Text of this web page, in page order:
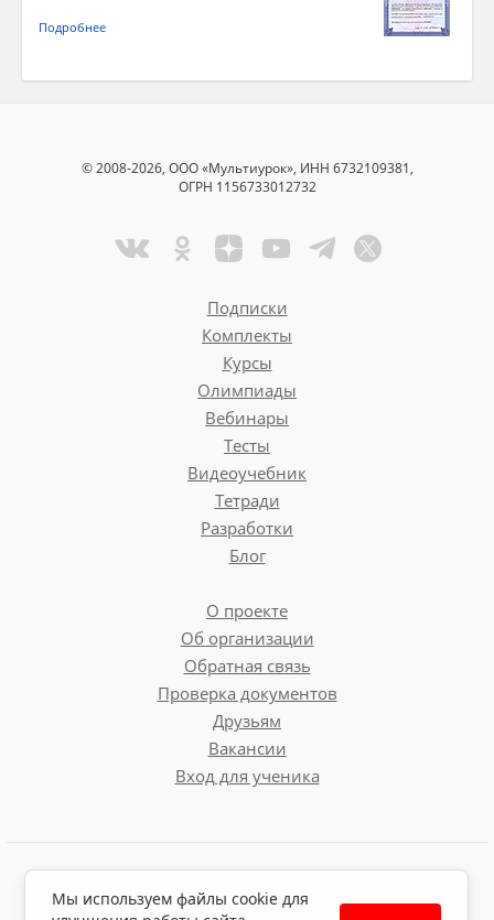
Подробнее
© 2008-2026, ООО «Мультиурок», ИНН 6732109381,
ОГРН 1156733012732
Подписки
Комплекты
Курсы
Олимпиады
Вебинары
Тесты
Видеоучебник
Тетради
Разработки
Блог
О проекте
Об организации
Обратная связь
Проверка документов
Друзьям
Вакансии
Вход для ученика
Политика обработки персональных данных
Мы используем файлы cookie для